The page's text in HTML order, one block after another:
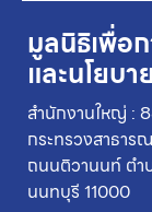
มูลนิธิเพื่อก
และนโยบ
สำนักงานใหญ่ :
กระทรวงสาธาร
ถนนติวานนท์ ตำ
นนทบุรี 11000